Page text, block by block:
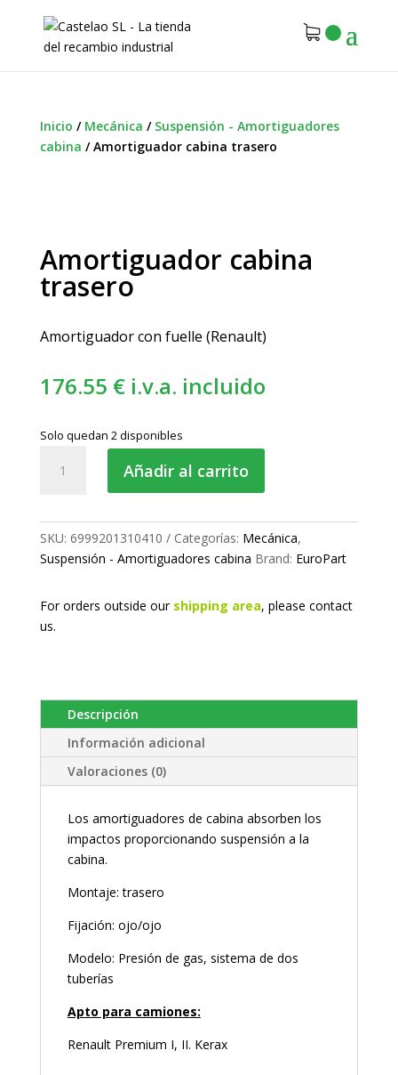
Inicio / Mecánica / Suspensión - Amortiguadores
cabina /Amortiguador cabina trasero
Amortiguador cabina
trasero
Amortiguador con fuelle (Renault)
176.55 € i.v.a. incluido
Solo quedan 2 disponibles
Amortiguador
cabina
Añadir al carrito
SKU: 6999201310410 Categorías: Mecánica,
Suspensión - Amortiguadores cabina Brand: EuroPart
For orders outside our shipping area, please contact
us.
Descripción
Información adicional
Valoraciones (0)
Los amortiguadores de cabina absorben los
impactos proporcionando suspensión a la
cabina.
Montaje: trasero
Fijación: ojo/ojo
Modelo: Presión de gas, sistema de dos
tuberías
Apto para camiones:
Renault Premium I, II. Kerax